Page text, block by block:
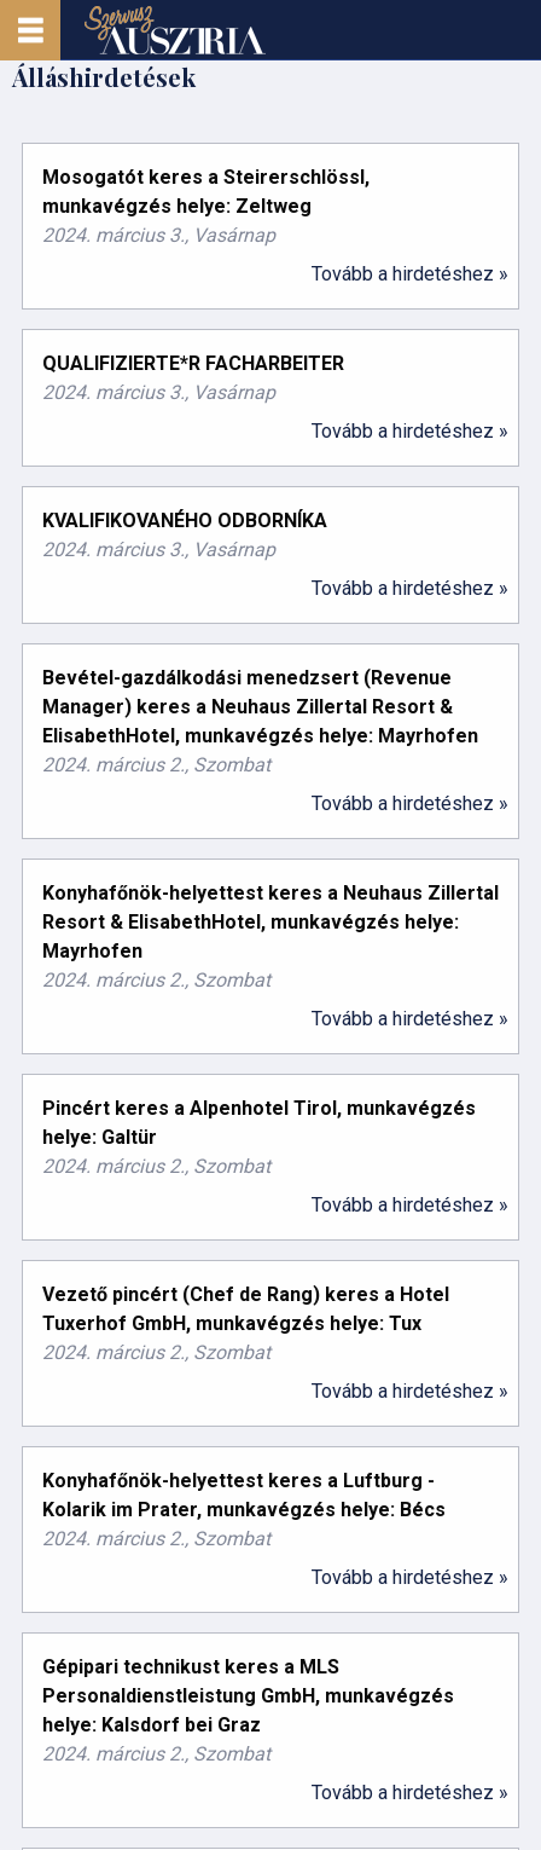
Álláshirdetések
Mosogatót keres a Steirerschlössl,
munkavégzés helye: Zeltweg
2024. március 3., Vasárnap
Tovább a hirdetéshez »
QUALIFIZIERTE*R FACHARBEITER
2024. március 3., Vasárnap
Tovább a hirdetéshez »
KVALIFIKOVANÉHO ODBORNÍKA
2024. március 3., Vasárnap
Tovább a hirdetéshez »
Bevétel-gazdálkodási menedzsert (Revenue
Manager) keres a Neuhaus Zillertal Resort &
ElisabethHotel, munkavégzés helye: Mayrhofen
2024. március 2., Szombat
Tovább a hirdetéshez »
Konyhafőnök-helyettest keres a Neuhaus Zillertal
Resort & ElisabethHotel, munkavégzés helye:
Mayrhofen
2024. március 2., Szombat
Tovább a hirdetéshez »
Pincért keres a Alpenhotel Tirol, munkavégzés
helye: Galtür
2024. március 2., Szombat
Tovább a hirdetéshez »
Vezető pincért (Chef de Rang) keres a Hotel
Tuxerhof GmbH, munkavégzés helye: Tux
2024. március 2., Szombat
Tovább a hirdetéshez »
Konyhafőnök-helyettest keres a Luftburg -
Kolarik im Prater, munkavégzés helye: Bécs
2024. március 2., Szombat
Tovább a hirdetéshez »
Gépipari technikust keres a MLS
Personaldienstleistung GmbH, munkavégzés
helye: Kalsdorf bei Graz
2024. március 2., Szombat
Tovább a hirdetéshez »